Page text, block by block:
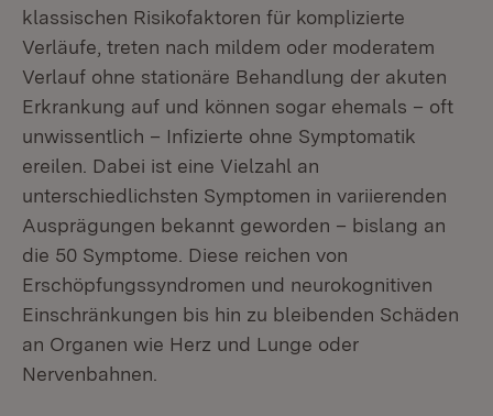
klassischen Risikofaktoren für komplizierte
Verläufe, treten nach mildem oder moderatem
Verlauf ohne stationäre Behandlung der akuten
Erkrankung auf und können sogar ehemals – oft
unwissentlich – Infizierte ohne Symptomatik
ereilen. Dabei ist eine Vielzahl an
unterschiedlichsten Symptomen in variierenden
Ausprägungen bekannt geworden – bislang an
die 50 Symptome. Diese reichen von
Erschöpfungssyndromen und neurokognitiven
Einschränkungen bis hin zu bleibenden Schäden
an Organen wie Herz und Lunge oder
Nervenbahnen.